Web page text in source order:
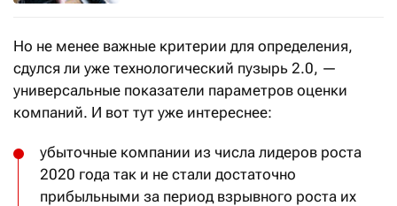
Но не менее важные критерии для определения,
сдулся ли уже технологический пузырь 2.0, —
универсальные показатели параметров оценки
компаний. И вот тут уже интереснее:
убыточные компании из числа лидеров роста
2020 года так и не стали достаточно
прибыльными за период взрывного роста их